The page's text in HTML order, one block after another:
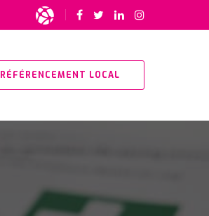
RÉFÉRENCEMENT LOCAL